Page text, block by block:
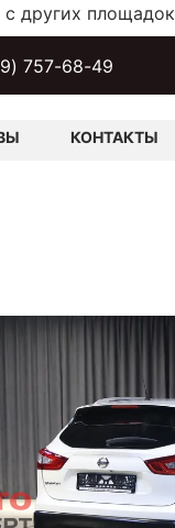
757-68-49
КОНТАКТЫ
других площадок